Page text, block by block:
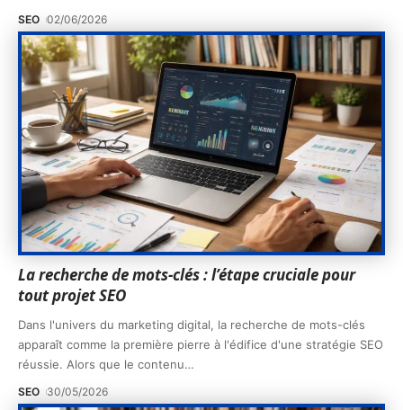
SEO 02/06/2026
La recherche de mots-clés : l’étape cruciale pour
tout projet SEO
Dans l'univers du marketing digital, la recherche de mots-clés
apparaît comme la première pierre à l'édifice d'une stratégie SEO
réussie. Alors que le contenu…
SEO 30/05/2026